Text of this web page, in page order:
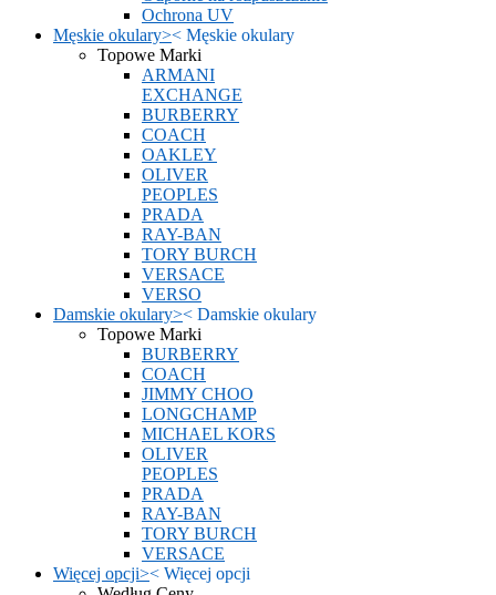
Ochrona UV
Męskie okulary>< Męskie okulary
Topowe Marki
ARMANI
EXCHANGE
BURBERRY
COACH
OAKLEY
OLIVER
PEOPLES
PRADA
RAY-BAN
TORY BURCH
VERSACE
VERSO
Damskie okulary>< Damskie okulary
Topowe Marki
BURBERRY
COACH
JIMMY CHOO
LONGCHAMP
MICHAEL KORS
OLIVER
PEOPLES
PRADA
RAY-BAN
TORY BURCH
VERSACE
Więcej opcji>< Więcej opcji